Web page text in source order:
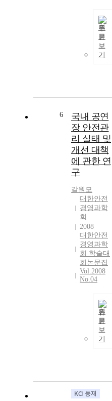
원
문
보
기
6
국내 공연
장 안전관
리 실태 및
개선 대책
에 관한 연
구
갈원모
대한안전
경영과학
회
2008
대한안전
경영과학
회 학술대
회논문집
Vol.2008
No.04
원
문
보
기